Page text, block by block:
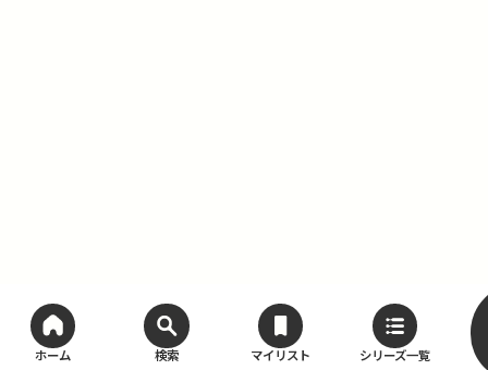
ホーム 検索 マイリスト シリーズ一覧